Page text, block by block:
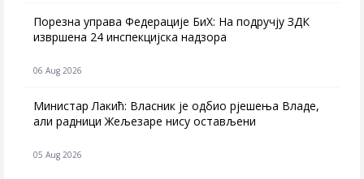
Порезна управа Федерације БиХ: На подручју ЗДК
извршена 24 инспекцијска надзора
06 Aug 2026
Министар Лакић: Власник је одбио рјешења Владе,
али радници Жељезаре нису остављени
05 Aug 2026